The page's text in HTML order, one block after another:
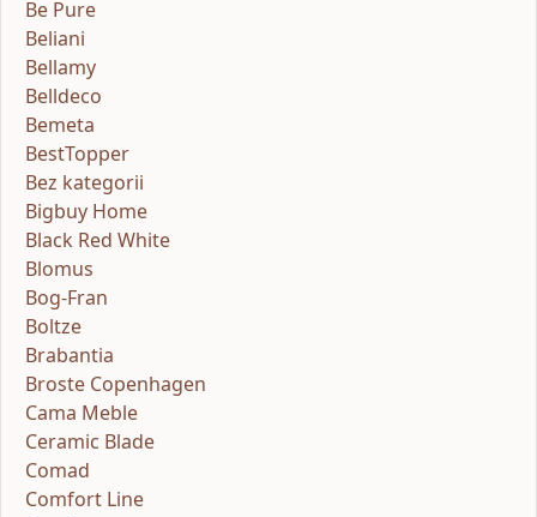
Be Pure
Beliani
Bellamy
Belldeco
Bemeta
BestTopper
Bez kategorii
Bigbuy Home
Black Red White
Blomus
Bog-Fran
Boltze
Brabantia
Broste Copenhagen
Cama Meble
Ceramic Blade
Comad
Comfort Line